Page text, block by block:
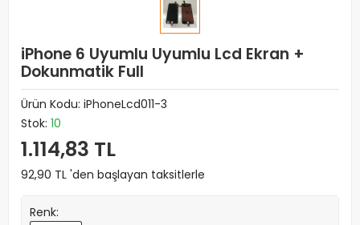
iPhone 6 Uyumlu Uyumlu Lcd Ekran +
Dokunmatik Full
Ürün Kodu: iPhoneLcd011-3
Stok: 10
1.114,83 TL
92,90 TL 'den başlayan taksitlerle
Renk: